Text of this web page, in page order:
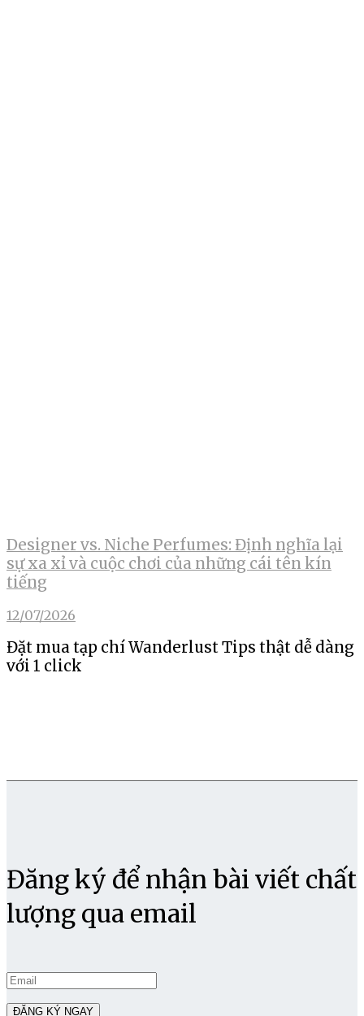
Designer vs. Niche Perfumes: Định nghĩa lại
sự xa xỉ và cuộc chơi của những cái tên kín
tiếng
12/07/2026
Đặt mua tạp chí Wanderlust Tips thật dễ dàng
với 1 click
Đăng ký để nhận bài viết chất
lượng qua email